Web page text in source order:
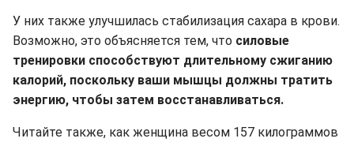
У них также улучшилась стабилизация сахара в крови.
Возможно, это объясняется тем, что силовые
тренировки способствуют длительному сжиганию
калорий, поскольку ваши мышцы должны тратить
энергию, чтобы затем восстанавливаться.
Читайте также, как женщина весом 157 килограммов